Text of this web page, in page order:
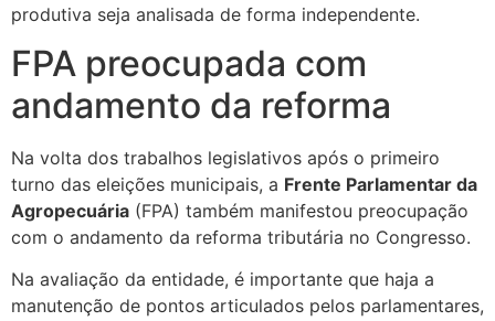
produtiva seja analisada de forma independente.
FPA preocupada com
andamento da reforma
Na volta dos trabalhos legislativos após o primeiro
turno das eleições municipais, a Frente Parlamentar da
Agropecuária (FPA) também manifestou preocupação
com o andamento da reforma tributária no Congresso.
Na avaliação da entidade, é importante que haja a
manutenção de pontos articulados pelos parlamentares,